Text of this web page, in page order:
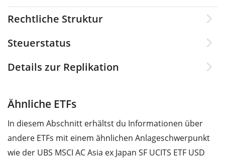
Rechtliche Struktur
Steuerstatus
Details zur Replikation
Ähnliche ETFs
In diesem Abschnitt erhältst du Informationen über
andere ETFs mit einem ähnlichen Anlageschwerpunkt
wie der UBS MSCI AC Asia ex Japan SF UCITS ETF USD